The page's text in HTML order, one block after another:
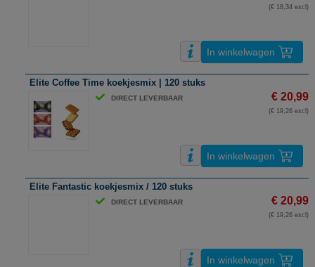
(€ 18,34 excl)
In winkelwagen
Elite Coffee Time koekjesmix | 120 stuks
DIRECT LEVERBAAR € 20,99
(€ 19,26 excl)
In winkelwagen
Elite Fantastic koekjesmix / 120 stuks
DIRECT LEVERBAAR € 20,99
(€ 19,26 excl)
In winkelwagen